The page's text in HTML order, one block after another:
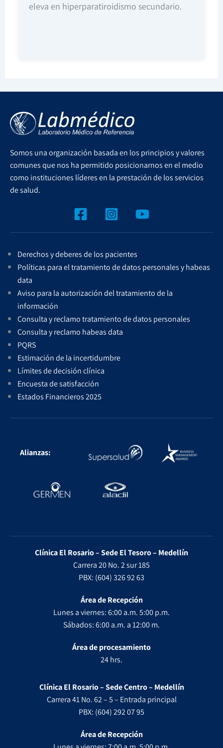
eleva en hiperparatiroidismo secundario.
Somos una organización basada en los principios y valores
comunes que nos ha permitido posicionarnos en el medio
como instituciones líderes en la prestación de los servicios
de salud.
Derechos y deberes de los pacientes
Políticas para el tratamiento de datos personales y habeas
data
Aviso para la autorización del tratamiento de la
información
Consulta y reclamo tratamiento de datos personales
Consulta y reclamo habeas data
PQRS
Estimación de la incertidumbre
Límites de decisión clínica
Encuesta de satisfacción
Estados Financieros 2025
Alianzas:
Clínica El Rosario – Sede El Tesoro – Medellín
Carrera 20 No. 2 sur 185
PBX: (604) 326 92 63
Área de Recepción
Lunes a viernes: 6:00 a.m. 5:00 p.m.
Sábados: 6:00 a.m. a 12:00 m.
Área de procesamiento
24 hrs.
Clínica El Rosario – Sede Centro – Medellín
Carrera 41 No. 62 – 5 – Entrada principal
PBX: (604) 292 07 95
Área de Recepción